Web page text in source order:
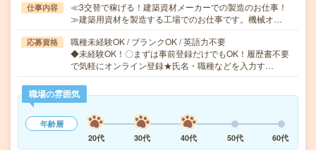
仕事内容
≪3交替で稼げる！建築資材メーカーでの製造のお仕事！
≫建築用資材を製造する工場でのお仕事です。機械オ…
応募資格
職種未経験OK / ブランクOK / 英語力不要
◆未経験OK！〇まずは事前登録だけでもOK！履歴書不要
で気軽にオンライン登録★氏名・職種などを入力す…
職場の雰囲気
年齢層
20代
30代 40代 50代 60代